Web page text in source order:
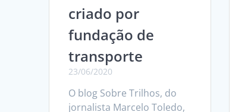
criado por
fundação de
transporte
23/06/2020
O blog Sobre Trilhos, do
jornalista Marcelo Toledo,